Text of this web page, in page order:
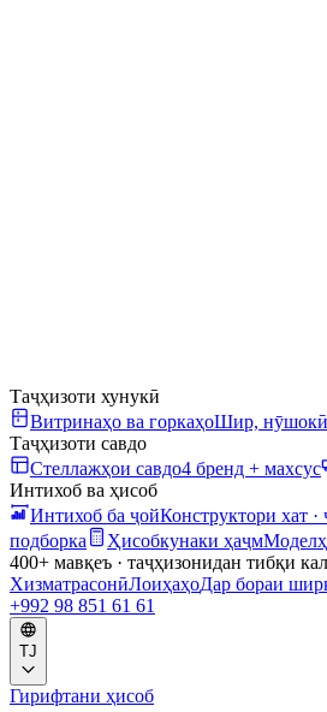
Таҷҳизоти хунукӣ
Витринаҳо ва горкаҳоШир,
Таҷҳизоти савдо
Стеллажҳои савдо4 бренд + махсус
Интихоб ва ҳисоб
Интихоб ба ҷойКонструктори хат ·
подборка
Ҳисобкунаки ҳаҷм
400+ мавқеъ · таҷҳизонидан тибқи
ХизматрасонӣЛоиҳаҳоДар бораи
+992 98 851 61 61
TJ
Гирифтани ҳисоб